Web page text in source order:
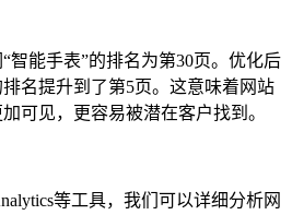
智能手表”的排名为第30页。优化后
名提升到了第5页。这意味着网站
可见，更容易被潜在客户找到。
等工具，我们可以详细分析网